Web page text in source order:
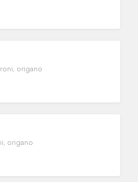
origano
origano